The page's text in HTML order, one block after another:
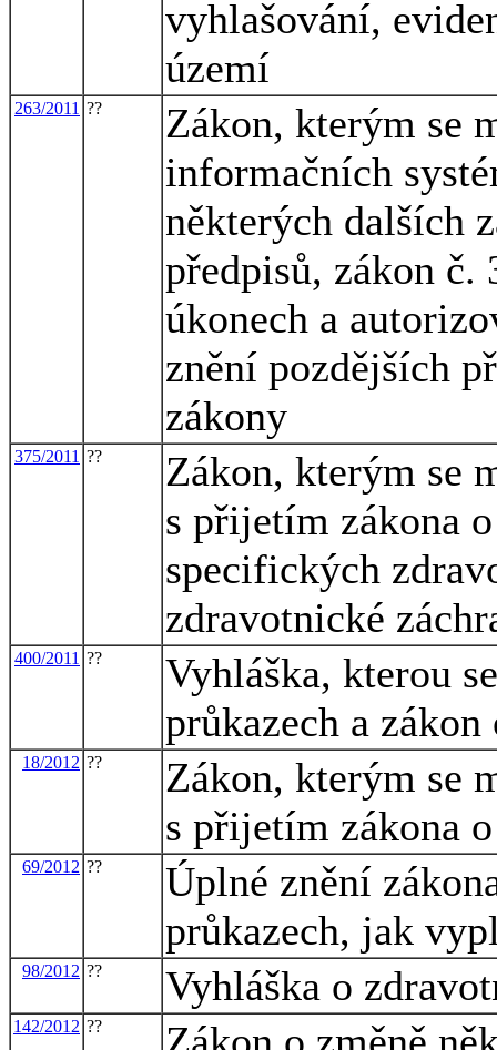
vyhlašování,
území
263/2011 ??
Zákon, kterým se
informačních
některých dalších
předpisů, zákon č.
úkonech a
znění pozdějších
zákony
375/2011 ??
Zákon, kterým se
s přijetím zákona
specifických
zdravotnické
400/2011 ??
Vyhláška, kterou
průkazech a
18/2012 ??
Zákon, kterým se
s přijetím zákona
69/2012 ??
Úplné znění
průkazech, jak
98/2012 ?? Vyhláška o
142/2012 ??